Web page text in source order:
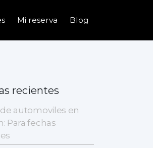
Mi reserva Blog
recientes
automoviles en
Para fechas